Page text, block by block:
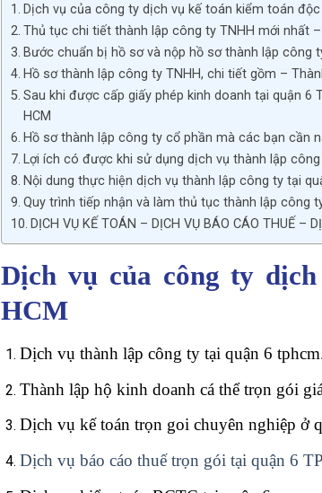
Dịch vụ của công ty dịch vụ kế toán kiểm toán độc
Thủ tục chi tiết thành lập công ty TNHH mới nhất
Bước chuẩn bị hồ sơ và nộp hồ sơ thành lập công
Hồ sơ thành lập công ty TNHH, chi tiết gồm –
Sau khi được cấp giấy phép kinh doanh tại quận 6
HCM
Hồ sơ thành lập công ty cổ phần mà các bạn cần
Lợi ích có được khi sử dụng dịch vụ thành lập
Nội dung thực hiện dịch vụ thành lập công ty tại
Quy trình tiếp nhận và làm thủ tục thành lập công
DỊCH VỤ KẾ TOÁN – DỊCH VỤ BÁO CÁO THUẾ –
Dịch vụ của công ty
HCM
Dịch vụ thành lập công ty tại quận 6
Thành lập hộ kinh doanh cá thể trọn gói
Dịch vụ kế toán trọn goi chuyên nghiệp ở
Dịch vụ báo cáo thuế trọn gói tại quận 6